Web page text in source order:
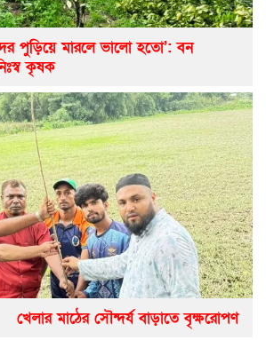
পুড়িয়ে মারলে ভালো হতো’: বন
কৃষক
খেলার মাঠের সৌন্দর্য বাড়াতে বৃক্ষরোপণ